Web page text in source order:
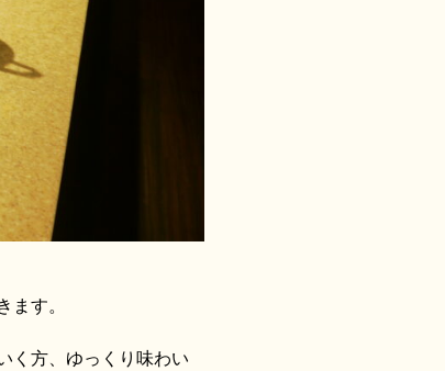
す。
く方、ゆっくり味わい